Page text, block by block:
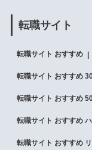
転職サイト
転職サイト おすすめ
転職サイト おすすめ
転職サイト おすすめ
転職サイト おすすめ
転職サイト おすすめ